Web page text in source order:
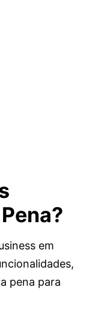
em
pena para